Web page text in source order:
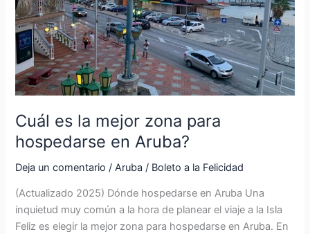
Cuál es la mejor zona para
hospedarse en Aruba?
Deja un comentario /Aruba / Boleto a la Felicidad
(Actualizado 2025) Dónde hospedarse en Aruba Una
inquietud muy común a la hora de planear el viaje a la Isla
Feliz es elegir la mejor zona para hospedarse en Aruba. En
mejor
zona
para
hospedarse
en
Aruba?